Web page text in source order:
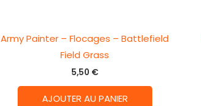
Army Painter – Flocages – Battlefield
Field Grass
5,50 €
AJOUTER AU PANIER